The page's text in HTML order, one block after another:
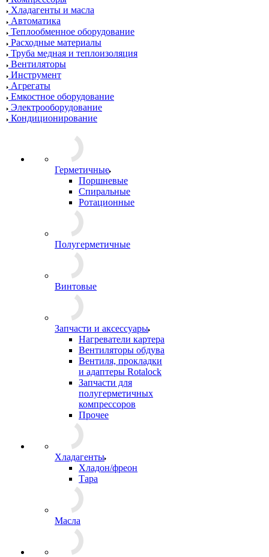
Хладагенты и масла
Автоматика
Теплообменное оборудование
Расходные материалы
Труба медная и теплоизоляция
Вентиляторы
Инструмент
Агрегаты
Емкостное оборудование
Электрооборудование
Кондиционирование
Герметичные
Поршневые
Спиральные
Ротационные
Полугерметичные
Винтовые
Запчасти и аксессуары
Нагреватели картера
Вентиляторы обдува
Вентиля, прокладки
и адаптеры Rotalock
Запчасти для
полугерметичных
компрессоров
Прочее
Хладагенты
Хладон/фреон
Тара
Масла